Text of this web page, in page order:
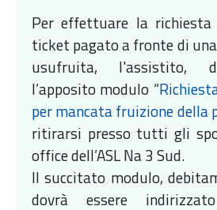
Per effettuare la
ticket pagato a fronte di
usufruita, l'assistito,
l’apposito modulo “
per mancata fruizione della
ritirarsi presso tutti gli
office dell’ASL Na 3 Sud.
Il succitato modulo,
dovrà essere